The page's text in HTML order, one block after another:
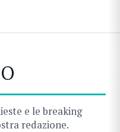
e le breaking
redazione.